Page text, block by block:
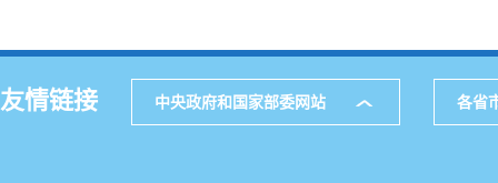
友情链接 中央政府和国家部委网站 各省